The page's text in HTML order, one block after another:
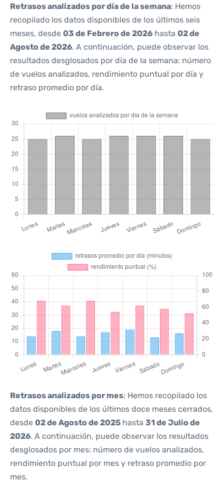
Retrasos analizados por día de la semana: Hemos
recopilado los datos disponibles de los últimos seis
meses, desde 03 de Febrero de 2026 hasta 02 de
Agosto de 2026. A continuación, puede observar los
resultados desglosados por día de la semana: número
de vuelos analizados, rendimiento puntual por día y
retraso promedio por día.
Retrasos analizados por mes: Hemos recopilado los
datos disponibles de los últimos doce meses cerrados,
desde 02 de Agosto de 2025 hasta 31 de Julio de
2026. A continuación, puede observar los resultados
desglosados por mes: número de vuelos analizados,
rendimiento puntual por mes y retraso promedio por
mes.